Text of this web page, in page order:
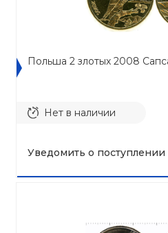
Польша 2 злотых 2008
Нет в наличии
Уведомить о поступлении